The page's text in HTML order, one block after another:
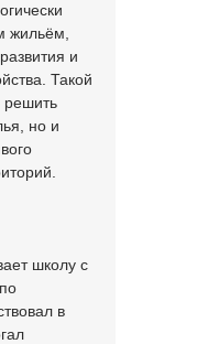
жильём,
и
Такой
решить
но и
школу с
в